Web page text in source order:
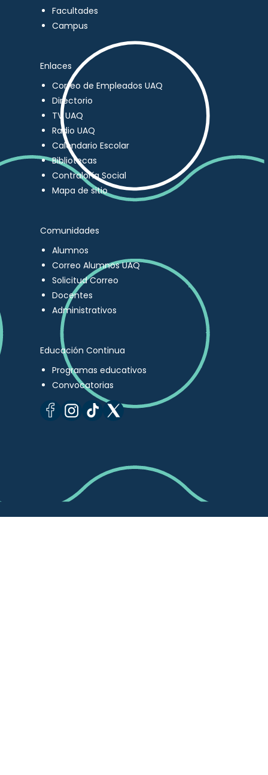
Facultades
Campus
Enlaces
Correo de Empleados UAQ
Directorio
TV UAQ
Radio UAQ
Calendario Escolar
Bibliotecas
Contraloría Social
Mapa de sitio
Comunidades
Alumnos
Correo Alumnos UAQ
Solicitud Correo
Docentes
Administrativos
Educación Continua
Programas educativos
Convocatorias